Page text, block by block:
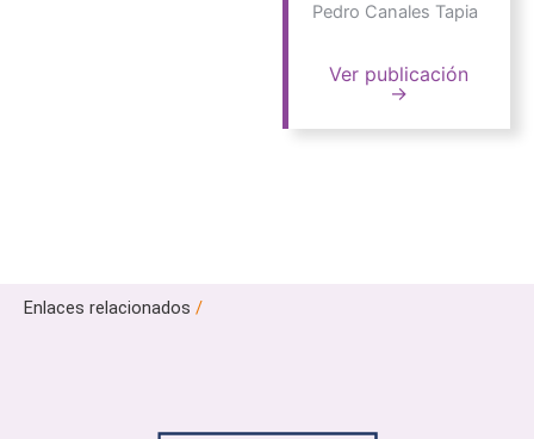
Pedro Canales Tapia
Ver publicación
→
Enlaces relacionados /